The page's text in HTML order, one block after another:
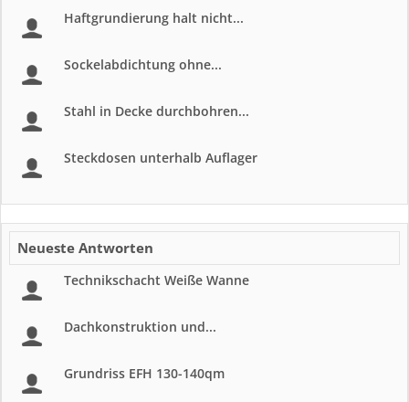
Haftgrundierung halt nicht...
Sockelabdichtung ohne...
Stahl in Decke durchbohren...
Steckdosen unterhalb Auflager
Neueste Antworten
Technikschacht Weiße Wanne
Dachkonstruktion und...
Grundriss EFH 130-140qm